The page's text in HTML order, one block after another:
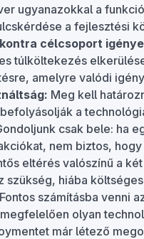
ugyanazokkal a
a fejlesztési
célcsoport
túlköltekezés
amelyre valódi
Meg kell
a
csak bele: ha
nem biztos,
eltérés valószínű a
szükség, hiába
Fontos számításba venni
olyan
már létező